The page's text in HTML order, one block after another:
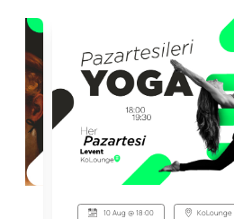
10 Aug @ 18:00 KoLounge